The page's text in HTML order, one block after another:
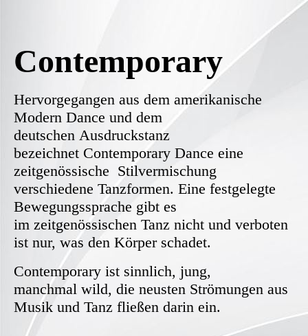
Contemporary
Hervorgegangen aus dem amerikanische
Modern Dance und dem
deutschen Ausdruckstanz
bezeichnet Contemporary Dance eine
zeitgenössische Stilvermischung
verschiedene Tanzformen. Eine festgelegte
Bewegungssprache gibt es
im zeitgenössischen Tanz nicht und verboten
ist nur, was den Körper schadet.
Contemporary ist sinnlich, jung,
manchmal wild, die neusten Strömungen aus
Musik und Tanz fließen darin ein.